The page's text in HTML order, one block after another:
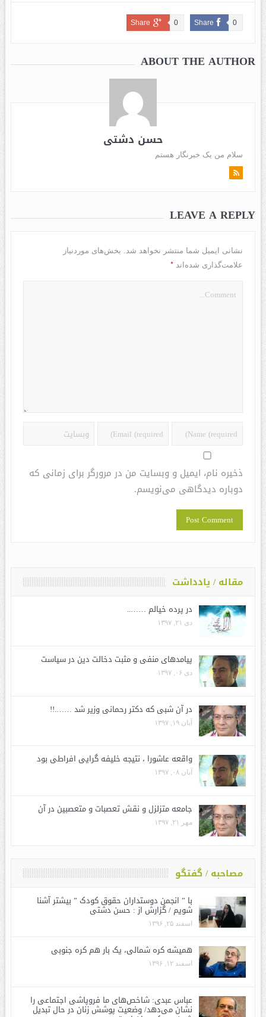
Share 0
Share 0
ABOUT THE AUTHOR
حسن دشتی
سلام من یک خبرنگار هستم
LEAVE A REPLY
نشانی ایمیل شما منتشر نخواهد شد. بخش‌های موردنیاز
علامت‌گذاری شده‌اند *
ذخیره نام، ایمیل و وبسایت من در مرورگر برای زمانی که
دوباره دیدگاهی می‌نویسم.
مقاله / یادداشت
در پرده خیالم ……..
دی ۲۱, ۱۳۹۷
پیامدهای منفی و مثبت دخالت دین در سیاست
دی ۰۶, ۱۳۹۷
در آن شبی که دکتر رحمانی وزیر شد …….!!
آبان ۱۹, ۱۳۹۷
واقعه عاشورا ، نتیجه خلیفه گرایی افراطی بود
آبان ۰۸, ۱۳۹۷
جامعه متزلزل و نقش تعصبات و متعصبین در آن
مهر ۲۱, ۱۳۹۷
مصاحبه / گفتگو
با ” انجمن دوستداران حقوق کودک ” بیشتر آشنا
شویم / گزارش از : حسن دشتی
اسفند ۲۵, ۱۳۹۶
همیشه کره شمالی، یک بار هم کره جنوبی
اسفند ۱۲, ۱۳۹۶
عباس عبدی: شاخص‌های ما فروپاشی اجتماعی را
نشان می‌دهد/ وضعیت پوشش زنان در حال تبدیل